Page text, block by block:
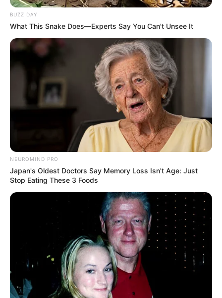
Beby Tsabina Salshabilla Adriani
TULIS KOMENTAR
Alamat email Anda tidak akan dipublikasikan. Ruas yang wajib ditandai
BUZZ DAY
What This Snake Does—Experts Say You Can't Unsee It
NEUROMIND PRO
Japan's Oldest Doctors Say Memory Loss Isn't Age: Just
Stop Eating These 3 Foods